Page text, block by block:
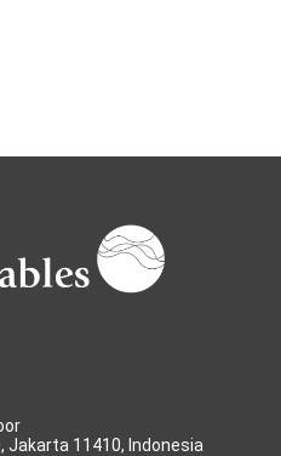
Jakarta 11410, Indonesia